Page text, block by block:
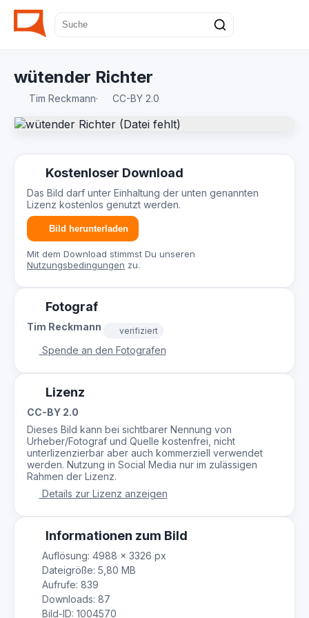
wütender Richter
Tim Reckmann· CC-BY 2.0
Kostenloser Download
Das Bild darf unter Einhaltung der unten genannten
Lizenz kostenlos genutzt werden.
Bild herunterladen
Mit dem Download stimmst Du unseren
Nutzungsbedingungen zu.
Fotograf
Tim Reckmann verifiziert
Spende an den Fotografen
Lizenz
CC-BY 2.0
Dieses Bild kann bei sichtbarer Nennung von
Urheber/Fotograf und Quelle kostenfrei, nicht
unterlizenzierbar aber auch kommerziell verwendet
werden. Nutzung in Social Media nur im zulässigen
Rahmen der Lizenz.
Details zur Lizenz anzeigen
Informationen zum Bild
Auflösung: 4988 × 3326 px
Dateigröße: 5,80 MB
Aufrufe: 839
Downloads: 87
Bild-ID: 1004570